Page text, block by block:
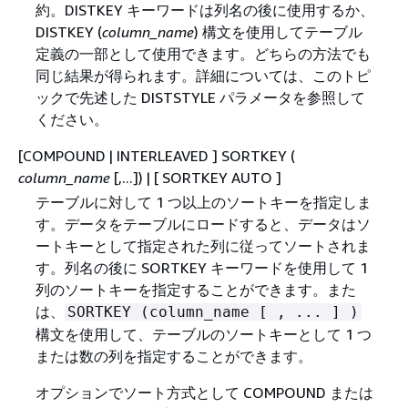
約。DISTKEY キーワードは列名の後に使用するか、
DISTKEY (column_name) 構文を使用してテーブル
定義の一部として使用できます。どちらの方法でも
同じ結果が得られます。詳細については、このトピ
ックで先述した DISTSTYLE パラメータを参照して
ください。
[COMPOUND | INTERLEAVED ] SORTKEY (
column_name [,...]) | [ SORTKEY AUTO ]
テーブルに対して 1 つ以上のソートキーを指定しま
す。データをテーブルにロードすると、データはソ
ートキーとして指定された列に従ってソートされま
す。列名の後に SORTKEY キーワードを使用して 1
列のソートキーを指定することができます。また
は、
SORTKEY (column_name [ , ... ] )
構文を使用して、テーブルのソートキーとして 1 つ
または数の列を指定することができます。
オプションでソート方式として COMPOUND または